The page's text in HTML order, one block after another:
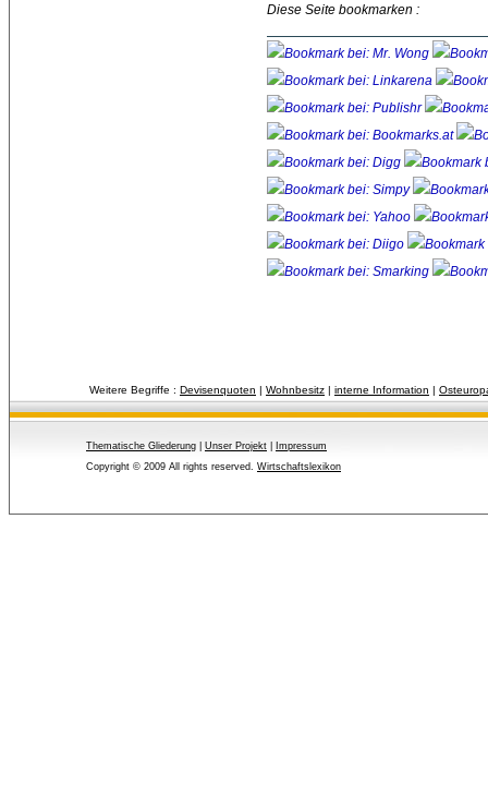
Diese Seite bookmarken :
Weitere Begriffe : Devisenquoten | Wohnbesitz | interne Information |
Thematische Gliederung Unser Projekt
Impressum
Copyright © 2009 All rights reserved. Wirtschaftslexikon